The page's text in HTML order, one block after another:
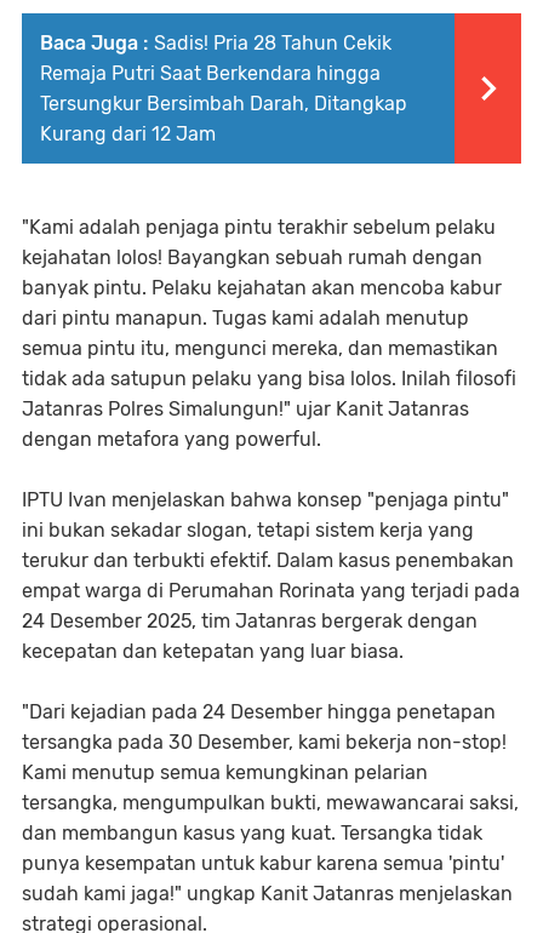
Baca Juga : Sadis! Pria 28 Tahun Cekik
Remaja Putri Saat Berkendara hingga
Tersungkur Bersimbah Darah, Ditangkap
Kurang dari 12 Jam
"Kami adalah penjaga pintu terakhir sebelum pelaku
kejahatan lolos! Bayangkan sebuah rumah dengan
banyak pintu. Pelaku kejahatan akan mencoba kabur
dari pintu manapun. Tugas kami adalah menutup
semua pintu itu, mengunci mereka, dan memastikan
tidak ada satupun pelaku yang bisa lolos. Inilah filosofi
Jatanras Polres Simalungun!" ujar Kanit Jatanras
dengan metafora yang powerful.
IPTU Ivan menjelaskan bahwa konsep "penjaga pintu"
ini bukan sekadar slogan, tetapi sistem kerja yang
terukur dan terbukti efektif. Dalam kasus penembakan
empat warga di Perumahan Rorinata yang terjadi pada
24 Desember 2025, tim Jatanras bergerak dengan
kecepatan dan ketepatan yang luar biasa.
"Dari kejadian pada 24 Desember hingga penetapan
tersangka pada 30 Desember, kami bekerja non-stop!
Kami menutup semua kemungkinan pelarian
tersangka, mengumpulkan bukti, mewawancarai saksi,
dan membangun kasus yang kuat. Tersangka tidak
punya kesempatan untuk kabur karena semua 'pintu'
sudah kami jaga!" ungkap Kanit Jatanras menjelaskan
strategi operasional.